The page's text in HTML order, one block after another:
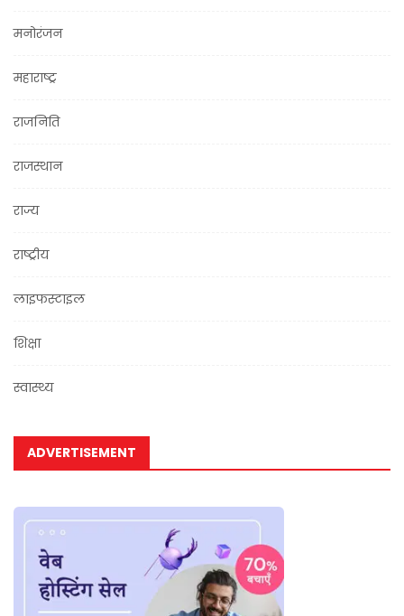
मनोरंजन
महाराष्ट्र
राजनिति
राजस्थान
राज्य
राष्ट्रीय
लाइफस्टाइल
शिक्षा
स्वास्थ्य
ADVERTISEMENT